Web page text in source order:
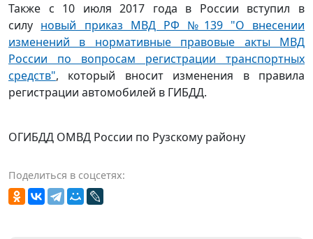
Также с 10 июля 2017 года в России вступил в
силу новый приказ МВД РФ №139 "О внесении
изменений в нормативные правовые акты МВД
России по вопросам регистрации транспортных
средств", который вносит изменения в правила
регистрации автомобилей в ГИБДД.
ОГИБДД ОМВД России по Рузскому району
Поделиться в соцсетях: